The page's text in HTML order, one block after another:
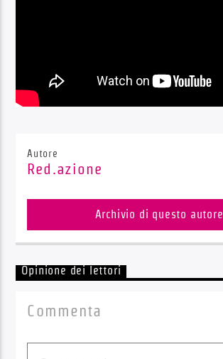
Autore
Red.azione
Archivio di questo autore
Opinione dei lettori
Commenta